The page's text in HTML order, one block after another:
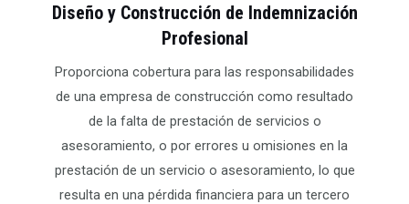
Diseño y Construcción de Indemnización
Profesional
Proporciona cobertura para las responsabilidades
de una empresa de construcción como resultado
de la falta de prestación de servicios o
asesoramiento, o por errores u omisiones en la
prestación de un servicio o asesoramiento, lo que
resulta en una pérdida financiera para un tercero